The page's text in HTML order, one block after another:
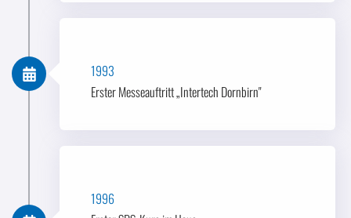
1993
Erster Messeauftritt „Intertech Dornbirn"
1996